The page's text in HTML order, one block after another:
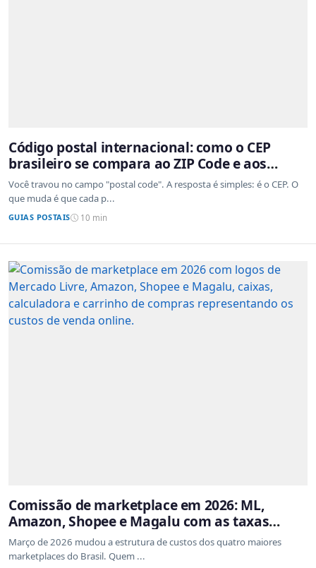
Código postal internacional: como o CEP
brasileiro se compara ao ZIP Code e aos
sistemas de outros países
Você travou no campo "postal code". A resposta é simples: é o CEP. O
que muda é que cada p...
GUIAS POSTAIS 10 min
Comissão de marketplace em 2026: ML,
Amazon, Shopee e Magalu com as taxas
atualizadas
Março de 2026 mudou a estrutura de custos dos quatro maiores
marketplaces do Brasil. Quem ...